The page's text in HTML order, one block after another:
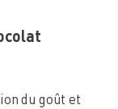
du goût et